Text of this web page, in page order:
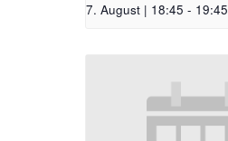
7. August | 18:45 - 19:45